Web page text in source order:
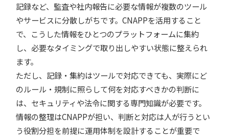
記録など、監査や社内報告に必要な情報が複数のツール
やサービスに分散しがちです。CNAPPを活用すること
で、こうした情報をひとつのプラットフォームに集約
し、必要なタイミングで取り出しやすい状態に整えられ
ます。
ただし、記録・集約はツールで対応できても、実際にど
のルール・規制に照らして何を対応すべきかの判断に
は、セキュリティや法令に関する専門知識が必要です。
情報の整理はCNAPPが担い、判断と対応は人が行うとい
う役割分担を前提に運用体制を設計することが重要で